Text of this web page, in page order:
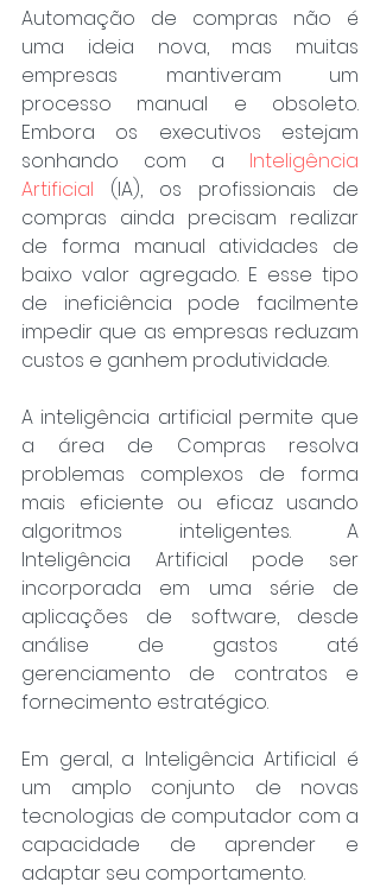
Automação de compras não é
uma ideia nova, mas muitas
empresas mantiveram um
processo manual e obsoleto.
Embora os executivos estejam
sonhando com a Inteligência
Artificial (IA), os profissionais de
compras ainda precisam realizar
de forma manual atividades de
baixo valor agregado. E esse tipo
de ineficiência pode facilmente
impedir que as empresas reduzam
custos e ganhem produtividade.
A inteligência artificial permite que
a área de Compras resolva
problemas complexos de forma
mais eficiente ou eficaz usando
algoritmos inteligentes. A
Inteligência Artificial pode ser
incorporada em uma série de
aplicações de software, desde
análise de gastos até
gerenciamento de contratos e
fornecimento estratégico.​
Em geral, a Inteligência Artificial é
um amplo conjunto de novas
tecnologias de computador com a
capacidade de aprender e
adaptar seu comportamento. ​